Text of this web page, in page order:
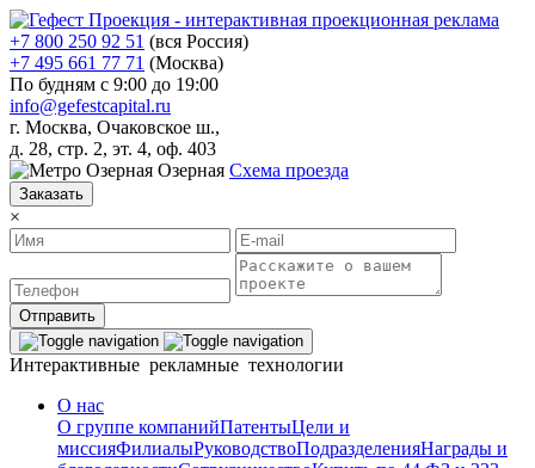
+7 800 250 92 51 (вся Россия)
+7 495 661 77 71 (Москва)
По будням с 9:00 до 19:00
info@gefestcapital.ru
г. Москва, Очаковское ш.,
д. 28, стр. 2, эт. 4, оф. 403
Озерная Схема проезда
Заказать
×
Отправить
Интерактивные рекламные технологии
О нас
О группе компанийПатентыЦели и
миссияФилиалыРуководствоПодразделенияНаграды и